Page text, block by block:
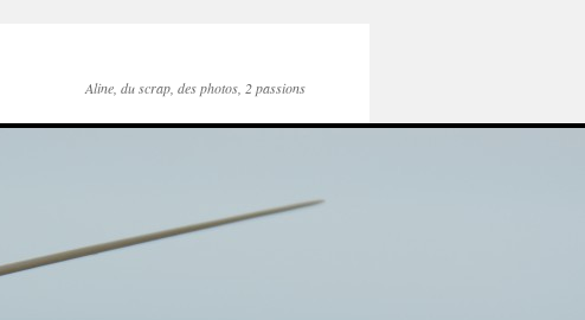
Aline, du scrap, des photos, 2 passions